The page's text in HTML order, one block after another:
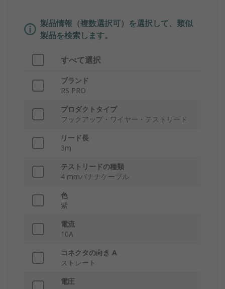
製品情報（複数選択可）を選択して、類似
製品を検索します。
すべて選択
ブランド
RS PRO
プロダクトタイプ
フックアップ・ワイヤー・テストリード
リード長
3m
テストリードの種類
4 mmバナナケーブル
色
紫
電流
10A
コネクタの向き A
ストレート
電圧